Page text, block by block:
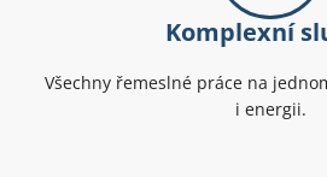
Komplexní
Všechny řemeslné práce na
i energii.